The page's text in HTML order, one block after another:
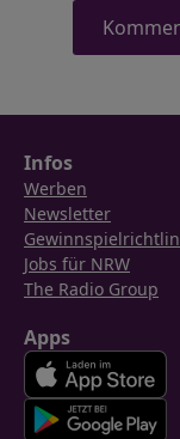
Infos
Werben
Newsletter
Jobs für NRW
The Radio Group
Apps